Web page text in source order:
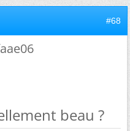
#68
beau ?